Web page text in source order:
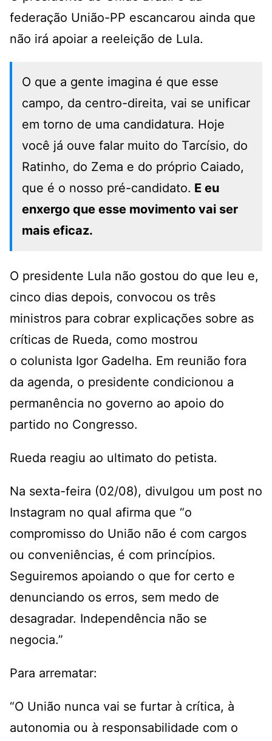
federação União-PP escancarou ainda que
não irá apoiar a reeleição de Lula.
O que a gente imagina é que esse
campo, da centro-direita, vai se unificar
em torno de uma candidatura. Hoje
você já ouve falar muito do Tarcísio, do
Ratinho, do Zema e do próprio Caiado,
que é o nosso pré-candidato. E eu
enxergo que esse movimento vai ser
mais eficaz.
O presidente Lula não gostou do que leu e,
cinco dias depois, convocou os três
ministros para cobrar explicações sobre as
críticas de Rueda, como mostrou
o colunista Igor Gadelha. Em reunião fora
da agenda, o presidente condicionou a
permanência no governo ao apoio do
partido no Congresso.
Rueda reagiu ao ultimato do petista.
Na sexta-feira (02/08), divulgou um post no
Instagram no qual afirma que “o
compromisso do União não é com cargos
ou conveniências, é com princípios.
Seguiremos apoiando o que for certo e
denunciando os erros, sem medo de
desagradar. Independência não se
negocia.”
Para arrematar:
“O União nunca vai se furtar à crítica, à
autonomia ou à responsabilidade com o